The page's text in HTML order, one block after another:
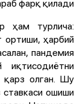
фарқ қилади.
ҳам турлича:
ҳарбий
пандемия
иқтисодиётни
қарз олган. Шу
ставкаси ошиши